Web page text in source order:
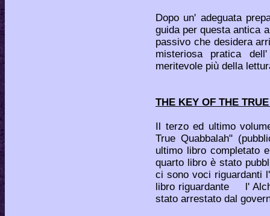
Dopo un' adeguata
guida per questa antica
passivo che desidera
misteriosa pratica
meritevole più della
THE KEY OF THE
Il terzo ed ultimo
True Quabbalah"
ultimo libro completato
quarto libro è stato
ci sono voci riguardanti
libro riguardante l'
stato arrestato dal